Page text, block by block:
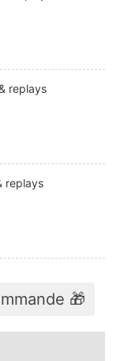
replays
replays
🎁